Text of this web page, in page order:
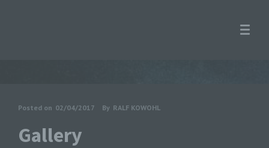
Posted on 02/04/2017 By RALF KOWOHL
Gallery